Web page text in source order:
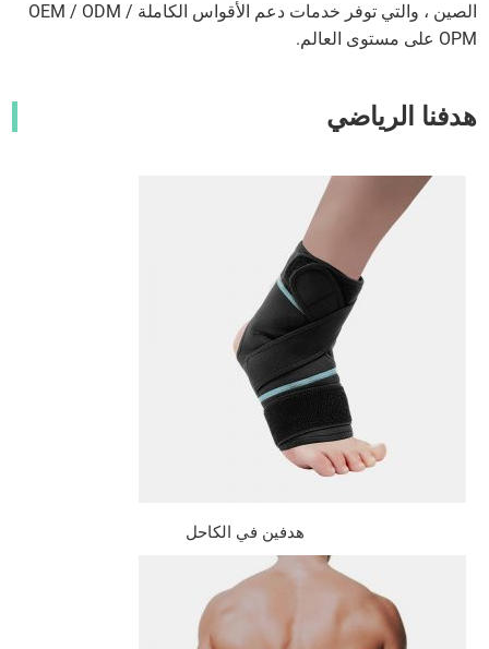
الصين ، والتي توفر خدمات دعم الأقواس الكاملة OEM / ODM /
OPM على مستوى العالم.
هدفنا الرياضي
هدفين في الكاحل